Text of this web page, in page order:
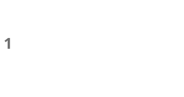
1